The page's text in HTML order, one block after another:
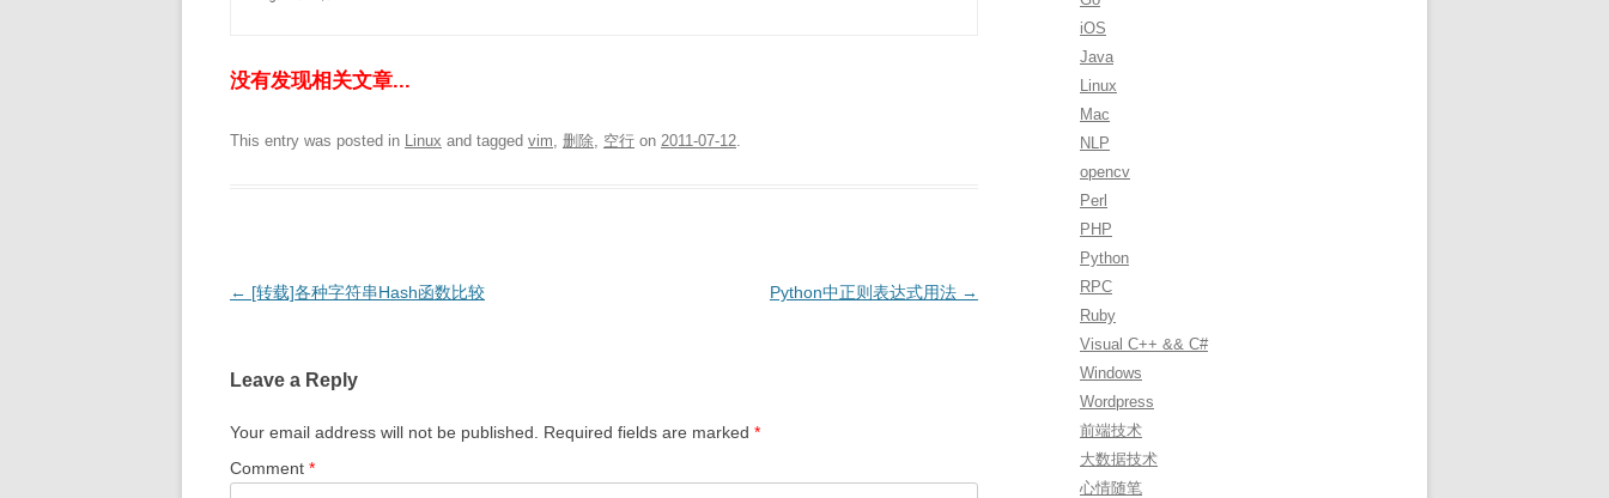
没有发现相关文章...
This entry was posted in Linux and tagged vim, 删除, 空行 on 2011-07-12.
Post
← [转载]各种字符串Hash函数比较 Python中正则表达式用法 →
Leave a Reply
Your email address will not be published. Required fields are marked *
Comment *
r
:
iOS
Java
Linux
Mac
NLP
opencv
Perl
PHP
Python
RPC
Ruby
Visual C++ && C#
Windows
Wordpress
前端技术
大数据技术
心情随笔